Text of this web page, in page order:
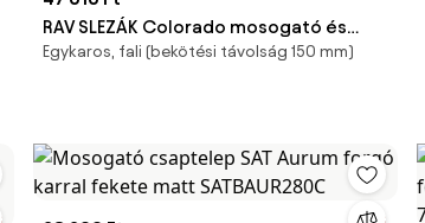
RAV SLEZÁK Colorado mosogató és
mosdó csaptelep leeresztőszelep
Egykaros, fali (bekötési távolság 150 mm)